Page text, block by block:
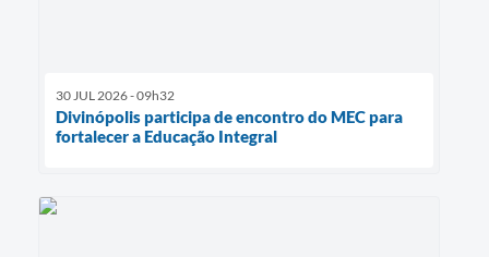
30 JUL 2026 - 09h32
Divinópolis participa de encontro do MEC para
fortalecer a Educação Integral